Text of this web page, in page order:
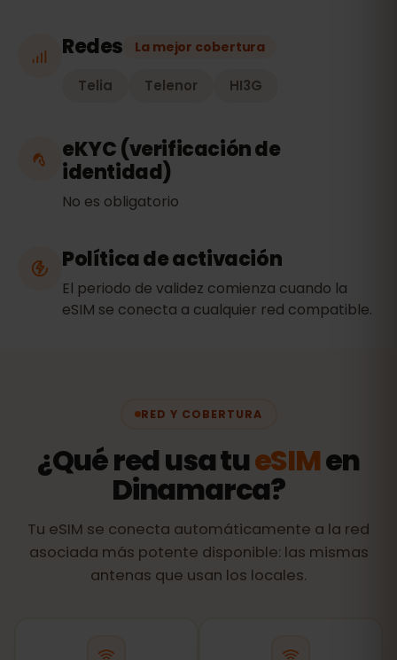
Redes La mejor cobertura
Telia Telenor HI3G
eKYC (verificación de
identidad)
No es obligatorio
Política de activación
El periodo de validez comienza cuando la
eSIM se conecta a cualquier red compatible.
RED Y COBERTURA
¿Qué red usa tueSIMen
Dinamarca?
Tu eSIM se conecta automáticamente a la red
asociada más potente disponible: las mismas
antenas que usan los locales.